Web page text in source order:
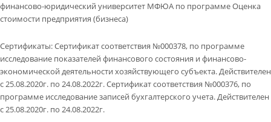
финансово-юридический университет МФЮА по программе Оценка
стоимости предприятия (бизнеса)
Сертификаты:Сертификат соответствия №000378, по программе
исследование показателей финансового состояния и финансово-
экономической деятельности хозяйствующего субъекта. Действителен
с 25.08.2020г. по 24.08.2022г. Сертификат соответствия №000376, по
программе исследование записей бухгалтерского учета. Действителен
с 25.08.2020г. по 24.08.2022г.